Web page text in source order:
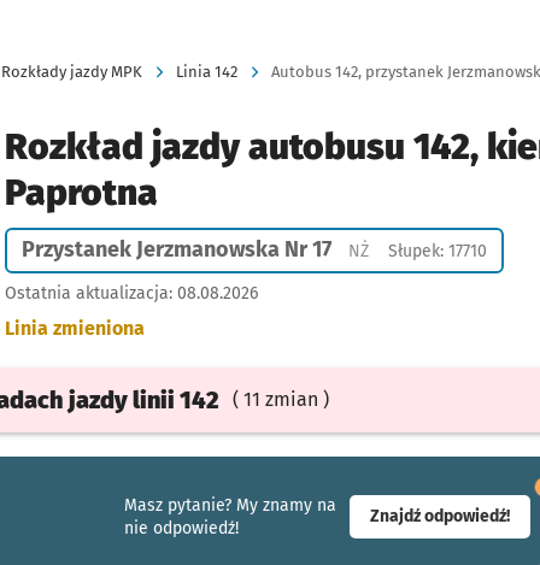
Rozkłady jazdy MPK Linia 142 Autobus 142, przystanek
Rozkład jazdy autobusu 142,
Paprotna
Przystanek Jerzmanowska Nr 17 NŻPrzystanek na życzenie
Słupek: 17710
Ostatnia aktualizacja: 08.08.2026
Linia zmieniona
jazdylinii 142 ( 11 zmian )
Masz pytanie? My znamy na
nie odpowiedź!
Znajdź odpowiedź!-